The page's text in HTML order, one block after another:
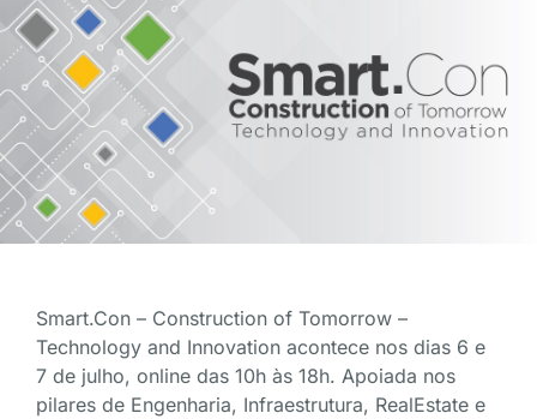
Smart.Con – Construction of Tomorrow –
Technology and Innovation acontece nos dias 6 e
7 de julho, online das 10h às 18h. Apoiada nos
pilares de Engenharia, Infraestrutura, RealEstate e